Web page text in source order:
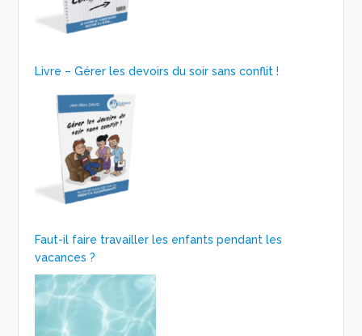
Livre – Gérer les devoirs du soir sans conflit !
Faut-il faire travailler les enfants pendant les
vacances ?